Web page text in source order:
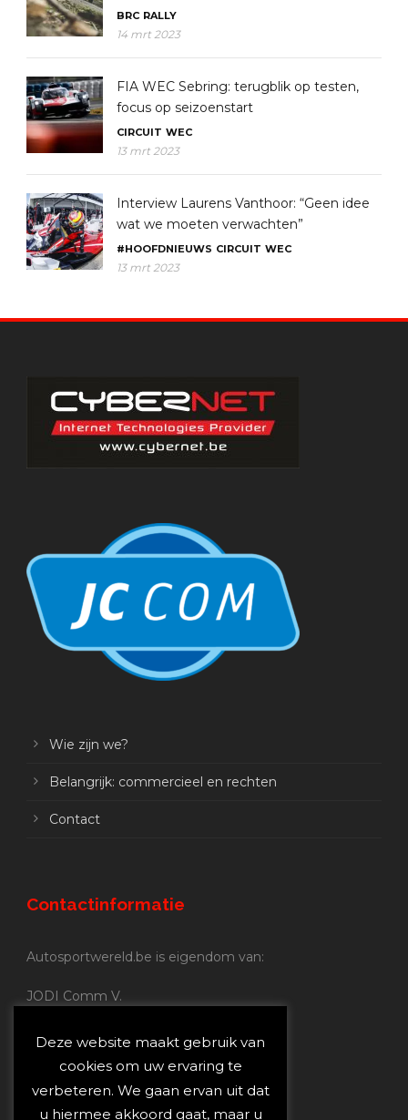
BRC RALLY
14 mrt 2023
FIA WEC Sebring: terugblik op testen,
focus op seizoenstart
CIRCUIT WEC
13 mrt 2023
Interview Laurens Vanthoor: “Geen idee
wat we moeten verwachten”
#HOOFDNIEUWS CIRCUIT WEC
13 mrt 2023
Wie zijn we?
Belangrijk: commercieel en rechten
Contact
Contactinformatie
Autosportwereld.be is eigendom van:
JODI Comm V.
Nijverheidsstraat 70
2160 Wommelgem
Autosportwereld.be:
Deze website maakt gebruik van
cookies om uw ervaring te
verbeteren. We gaan ervan uit dat
u hiermee akkoord gaat, maar u